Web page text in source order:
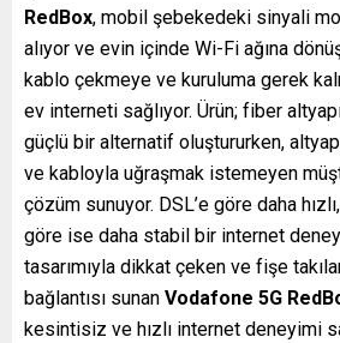
RedBox, mobil şebekedeki sinyali
alıyor ve evin içinde Wi-Fi ağına
kablo çekmeye ve kuruluma gerek
ev interneti sağlıyor. Ürün; fiber
güçlü bir alternatif oluştururken,
ve kabloyla uğraşmak istemeyen
çözüm sunuyor. DSL’e göre daha
göre ise daha stabil bir internet
tasarımıyla dikkat çeken ve fişe
bağlantısı sunan Vodafone 5G
kesintisiz ve hızlı internet deneyimi